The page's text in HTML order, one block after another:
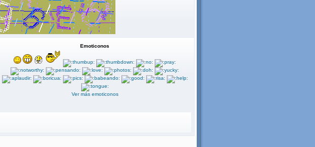
Emoticonos
Ver más emoticonos